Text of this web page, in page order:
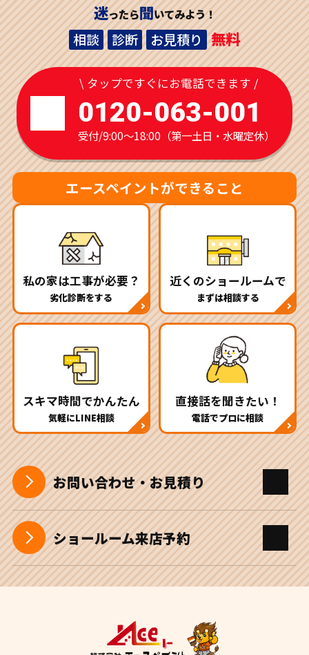
迷ったら聞いてみよう！
相談 診断 お見積り 無料
\ タップですぐにお電話できます /
0120-063-001
受付/9:00～18:00（第一土日・水曜定休）
エースペイントができること
私の家は工事が必要？
劣化診断をする
近くのショールームで
まずは相談する
スキマ時間でかんたん
気軽にLINE相談
直接話を聞きたい！
電話でプロに相談
お問い合わせ・お見積り
ショールーム来店予約